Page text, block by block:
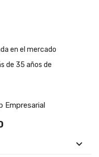
en el mercado
de 35 años de
Empresarial
